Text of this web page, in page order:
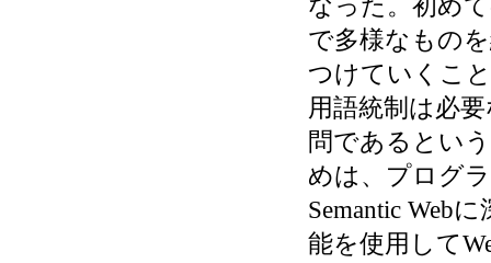
なった。初め
で多様なもの
つけていくこ
用語統制は必
問であるとい
めは、プログ
Semantic Web
能を使用して